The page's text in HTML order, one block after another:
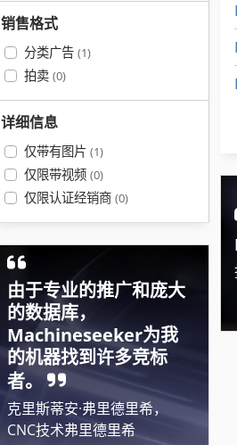
销售格式
分类广告 (1)
拍卖 (0)
详细信息
仅带有图片 (1)
仅限带视频 (0)
仅限认证经销商 (0)
由于专业的推广和庞大
的数据库，
Machineseeker为我
的机器找到许多竞标
者。
克里斯蒂安·弗里德里希，
CNC技术弗里德里希